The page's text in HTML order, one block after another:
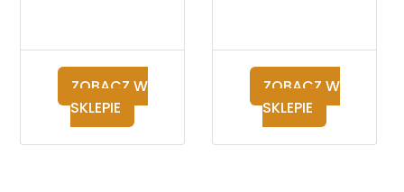
ZOBACZ W
SKLEPIE
ZOBACZ W
SKLEPIE